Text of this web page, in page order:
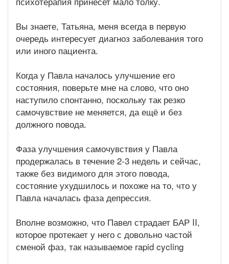
Вы знаете, Татьяна, меня всегда в первую
очередь интересует диагноз заболевания того
или иного пациента.
Когда у Павла началось улучшение его
состояния, поверьте мне на слово, что оно
наступило спонтанно, поскольку так резко
самочувствие не меняется, да ещё и без
должного повода.
Фаза улучшения самочувствия у Павла
продержалась в течение 2-3 недель и сейчас,
также без видимого для этого повода,
состояние ухудшилось и похоже на то, что у
Павла началась фаза депрессия.
Вполне возможно, что Павел страдает БАР II,
которое протекает у него с довольно частой
сменой фаз, так называемое rapid cycling